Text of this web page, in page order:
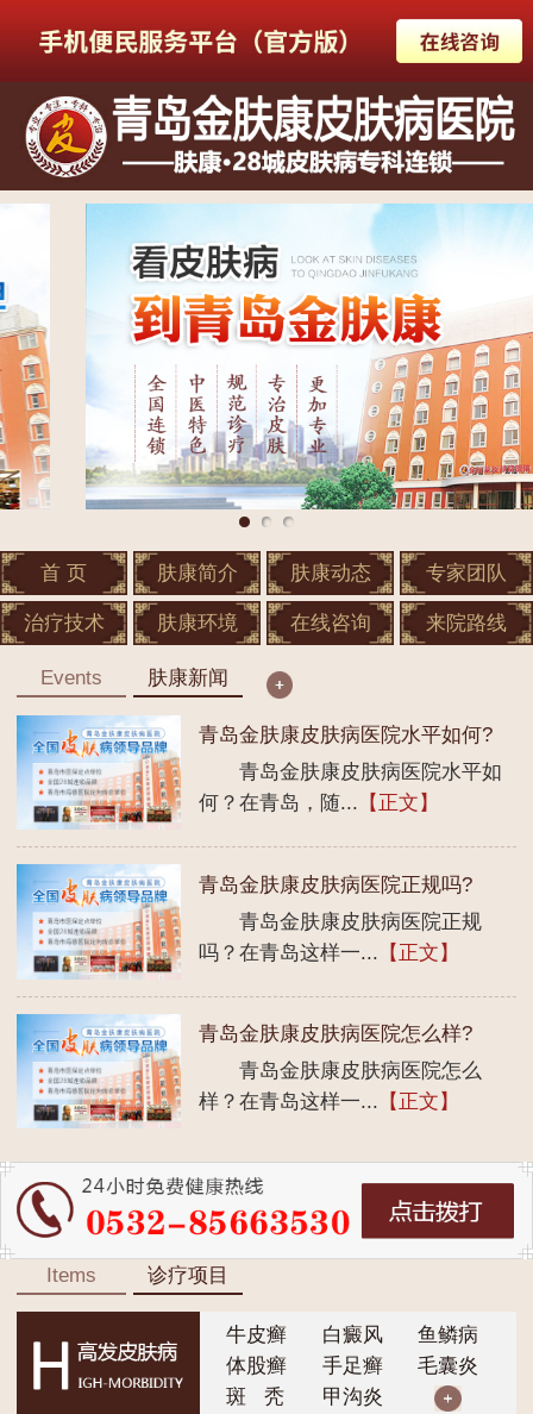
首 页 肤康简介 肤康动态 专家团队
治疗技术 肤康环境 在线咨询 来院路线
Events 肤康新闻
青岛金肤康皮肤病医院水平如何?
青岛金肤康皮肤病医院水平如
何？在青岛，随... 【正文】
青岛金肤康皮肤病医院正规吗?
青岛金肤康皮肤病医院正规
吗？在青岛这样一... 【正文】
青岛金肤康皮肤病医院怎么样?
青岛金肤康皮肤病医院怎么
样？在青岛这样一... 【正文】
Items 诊疗项目
牛皮癣 白癜风
鱼鳞病
体股癣
手足癣
毛囊炎
斑 秃
甲沟炎